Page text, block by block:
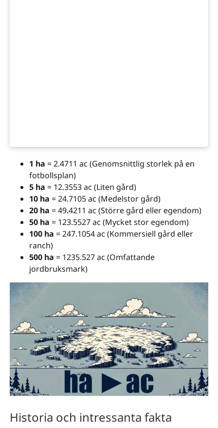
1 ha = 2.4711 ac (Genomsnittlig storlek på en
fotbollsplan)
5 ha = 12.3553 ac (Liten gård)
10 ha = 24.7105 ac (Medelstor gård)
20 ha = 49.4211 ac (Större gård eller egendom)
50 ha = 123.5527 ac (Mycket stor egendom)
100 ha = 247.1054 ac (Kommersiell gård eller
ranch)
500 ha = 1235.527 ac (Omfattande
jordbruksmark)
Historia och intressanta fakta